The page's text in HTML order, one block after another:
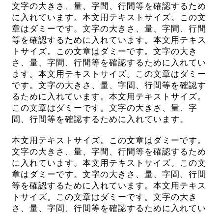
文字の大きさ、量、字間、行間等を確認するため
に入れています。本文用テキストサイズ。この文
章はダミーです。文字の大きさ、量、字間、行間
等を確認するために入れています。本文用テキス
トサイズ。この文章はダミーです。文字の大き
さ、量、字間、行間等を確認するために入れてい
ます。本文用テキストサイズ。この文章はダミー
です。文字の大きさ、量、字間、行間等を確認す
るために入れています。本文用テキストサイズ。
この文章はダミーです。文字の大きさ、量、字
間、行間等を確認するために入れています。
本文用テキストサイズ。この文章はダミーです。
文字の大きさ、量、字間、行間等を確認するため
に入れています。本文用テキストサイズ。この文
章はダミーです。文字の大きさ、量、字間、行間
等を確認するために入れています。本文用テキス
トサイズ。この文章はダミーです。文字の大き
さ、量、字間、行間等を確認するために入れてい